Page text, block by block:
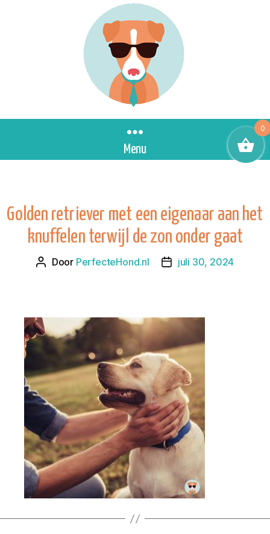
Menu
Golden retriever met een eigenaar aan het
knuffelen terwijl de zon onder gaat
Berichtauteur
Door PerfecteHond.nl Berichtdatum
juli 30, 2024
0